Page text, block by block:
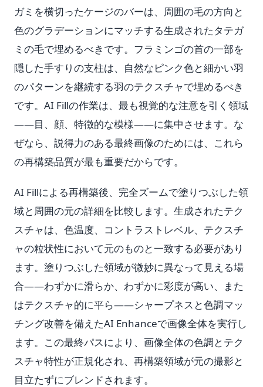
ガミを横切ったケージのバーは、周囲の毛の方向と
色のグラデーションにマッチする生成されたタテガ
ミの毛で埋めるべきです。フラミンゴの首の一部を
隠した手すりの支柱は、自然なピンク色と細かい羽
のパターンを継続する羽のテクスチャで埋めるべき
です。AI Fillの作業は、最も視覚的な注意を引く領域
——目、顔、特徴的な模様——に集中させます。な
ぜなら、説得力のある最終画像のためには、これら
の再構築品質が最も重要だからです。
AI Fillによる再構築後、完全ズームで塗りつぶした領
域と周囲の元の詳細を比較します。生成されたテク
スチャは、色温度、コントラストレベル、テクスチ
ャの粒状性において元のものと一致する必要があり
ます。塗りつぶした領域が微妙に異なって見える場
合——わずかに滑らか、わずかに彩度が高い、また
はテクスチャ的に平ら——シャープネスと色調マッ
チング改善を備えたAI Enhanceで画像全体を実行し
ます。この最終パスにより、画像全体の色調とテク
スチャ特性が正規化され、再構築領域が元の撮影と
目立たずにブレンドされます。